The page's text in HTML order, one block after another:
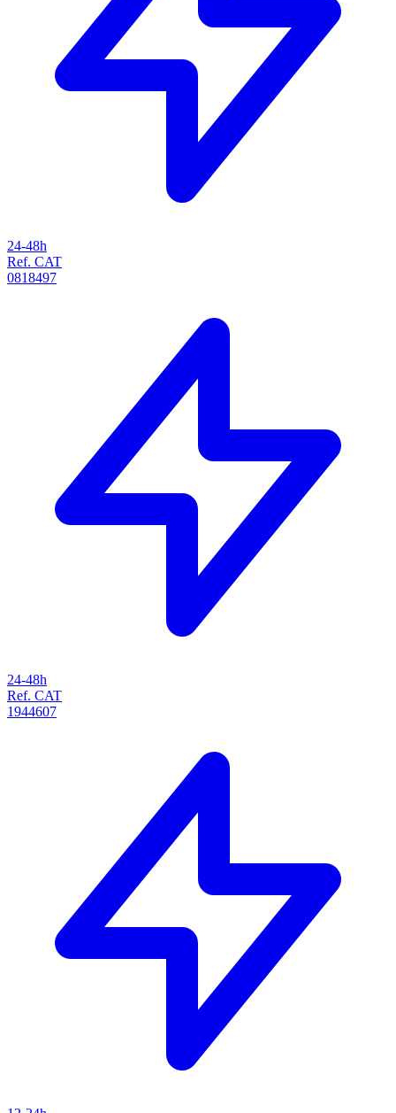
24-48h
Ref. CAT
0818497
24-48h
Ref. CAT
1944607